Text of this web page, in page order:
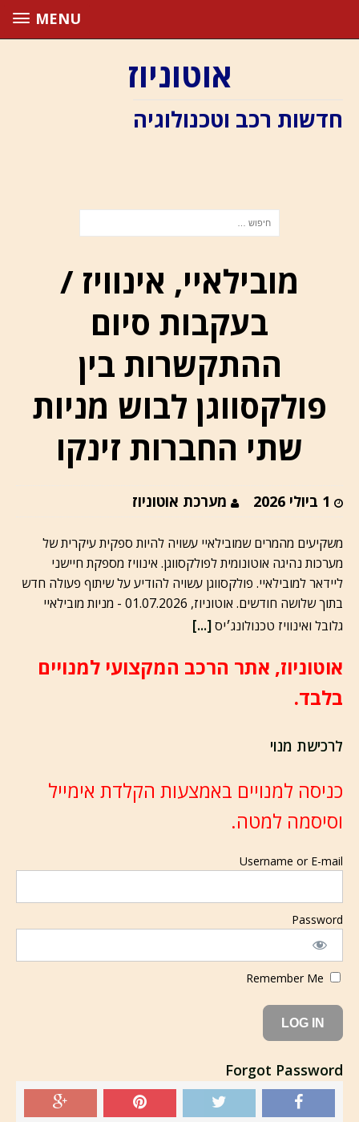
MENU
אוטוניוז
חדשות רכב וטכנולוגיה
מובילאיי, אינוויז /
בעקבות סיום
ההתקשרות בין
פולקסווגן לבוש מניות
שתי החברות זינקו
1 ביולי 2026 מערכת אוטוניוז
משקיעים מהמרים שמובילאיי עשויה להיות ספקית עיקרית של
מערכות נהיגה אוטונומית לפולקסווגן. אינוויז מספקת חיישני
ליידאר למובילאיי. פולקסווגן עשויה להודיע על שיתוף פעולה חדש
בתוך שלושה חודשים. אוטוניוז, 01.07.2026 - מניות מובילאיי
גלובל ואינוויז טכנולונג׳יס[...]
אוטוניוז, אתר הרכב המקצועי למנויים
בלבד.
לרכישת מנוי
כניסה למנויים באמצעות הקלדת אימייל
וסיסמה למטה.
Username or E-mail
Password
Forgot Password